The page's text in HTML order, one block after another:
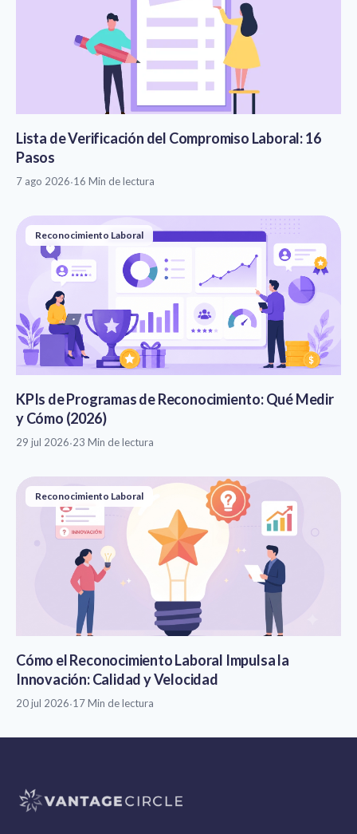
Lista de Verificación del Compromiso Laboral: 16
Pasos
7 ago 2026·16 Min de lectura
Reconocimiento Laboral
KPIs de Programas de Reconocimiento: Qué Medir
y Cómo (2026)
29 jul 2026·23 Min de lectura
Reconocimiento Laboral
Cómo el Reconocimiento Laboral Impulsa la
Innovación: Calidad y Velocidad
20 jul 2026·17 Min de lectura